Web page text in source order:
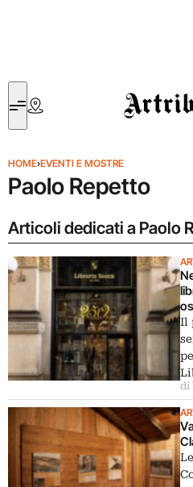
Artribune
HOME›EVENTI E MOSTRE
Paolo Repetto
Articoli dedicati a Paolo
Il
di